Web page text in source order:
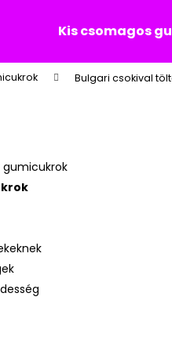
Kis csomagos
Bulgari csokival
gumicukrok